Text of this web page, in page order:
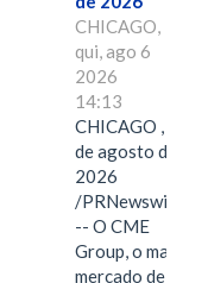
CHICAGO,
qui, ago 6
2026
14:13
CHICAGO , 6
de agosto de
2026
/PRNewswire/
-- O CME
Group, o maior
mercado de